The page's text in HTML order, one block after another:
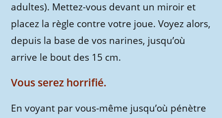
adultes). Mettez-vous devant un miroir et
placez la règle contre votre joue. Voyez alors,
depuis la base de vos narines, jusqu’où
arrive le bout des 15 cm.
Vous serez horrifié.
En voyant par vous-même jusqu’où pénètre